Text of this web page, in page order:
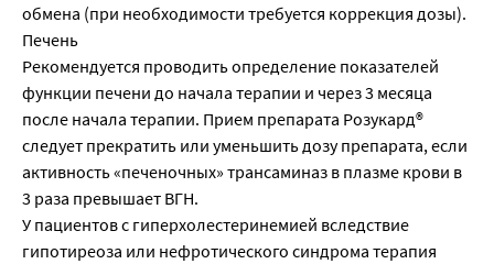
обмена (при необходимости требуется коррекция дозы).
Печень
Рекомендуется проводить определение показателей
функции печени до начала терапии и через 3 месяца
после начала терапии. Прием препарата Розукард®
следует прекратить или уменьшить дозу препарата, если
активность «печеночных» трансаминаз в плазме крови в
3 раза превышает ВГН.
У пациентов с гиперхолестеринемией вследствие
гипотиреоза или нефротического синдрома терапия